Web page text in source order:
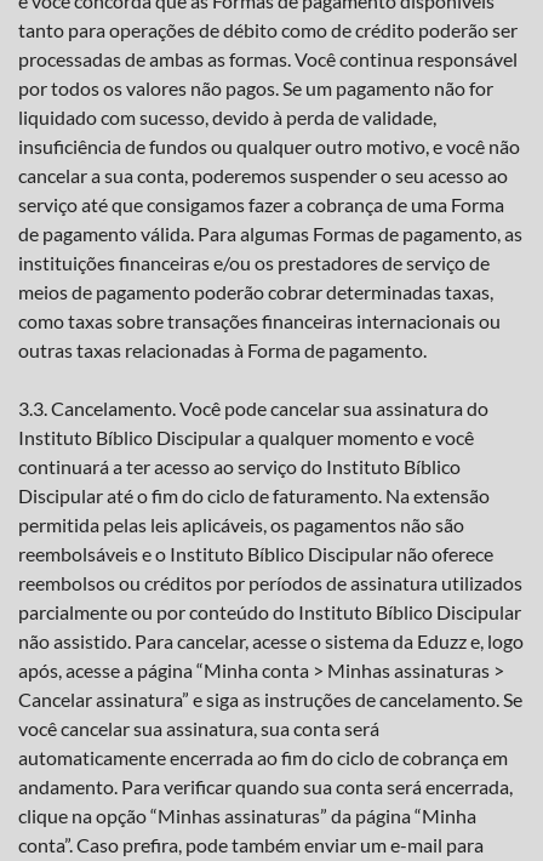
tanto para operações de débito como de crédito poderão ser
processadas de ambas as formas. Você continua responsável
por todos os valores não pagos. Se um pagamento não for
liquidado com sucesso, devido à perda de validade,
insuficiência de fundos ou qualquer outro motivo, e você não
cancelar a sua conta, poderemos suspender o seu acesso ao
serviço até que consigamos fazer a cobrança de uma Forma
de pagamento válida. Para algumas Formas de pagamento, as
instituições financeiras e/ou os prestadores de serviço de
meios de pagamento poderão cobrar determinadas taxas,
como taxas sobre transações financeiras internacionais ou
outras taxas relacionadas à Forma de pagamento.
3.3. Cancelamento. Você pode cancelar sua assinatura do
Instituto Bíblico Discipular a qualquer momento e você
continuará a ter acesso ao serviço do Instituto Bíblico
Discipular até o fim do ciclo de faturamento. Na extensão
permitida pelas leis aplicáveis, os pagamentos não são
reembolsáveis e o Instituto Bíblico Discipular não oferece
reembolsos ou créditos por períodos de assinatura utilizados
parcialmente ou por conteúdo do Instituto Bíblico Discipular
não assistido. Para cancelar, acesse o sistema da Eduzz e, logo
após, acesse a página “Minha conta > Minhas assinaturas >
Cancelar assinatura” e siga as instruções de cancelamento. Se
você cancelar sua assinatura, sua conta será
automaticamente encerrada ao fim do ciclo de cobrança em
andamento. Para verificar quando sua conta será encerrada,
clique na opção “Minhas assinaturas” da página “Minha
conta”. Caso prefira, pode também enviar um e-mail para